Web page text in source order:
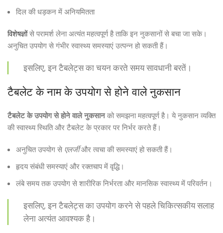
दिल की धड़कन में अनियमितता
विशेषज्ञोंसे परामर्श लेना अत्यंत महत्वपूर्ण है ताकि इन नुकसानों से बचा जा सके।
अनुचित उपयोग से गंभीर स्वास्थ्य समस्याएं उत्पन्न हो सकती हैं।
इसलिए, इन टैबलेट्स का चयन करते समय सावधानी बरतें।
टैबलेट के नाम के उपयोग से होने वाले नुकसान
टैबलेट के उपयोग से होने वाले नुकसानको समझना महत्वपूर्ण है। ये नुकसान व्यक्ति
की स्वास्थ्य स्थिति और टैबलेट के प्रकार पर निर्भर करते हैं।
अनुचित उपयोग से एलर्जीऔर त्वचा की समस्याएं हो सकती हैं।
हृदय संबंधी समस्याएं और रक्तचाप में वृद्धि।
लंबे समय तक उपयोग से शारीरिक निर्भरता और मानसिक स्वास्थ्य में परिवर्तन।
इसलिए, इन टैबलेट्स का उपयोग करने से पहले चिकित्सकीय सलाह
लेना अत्यंत आवश्यक है।